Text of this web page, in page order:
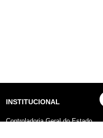
INSTITUCIONAL
Controladoria Geral do Estado